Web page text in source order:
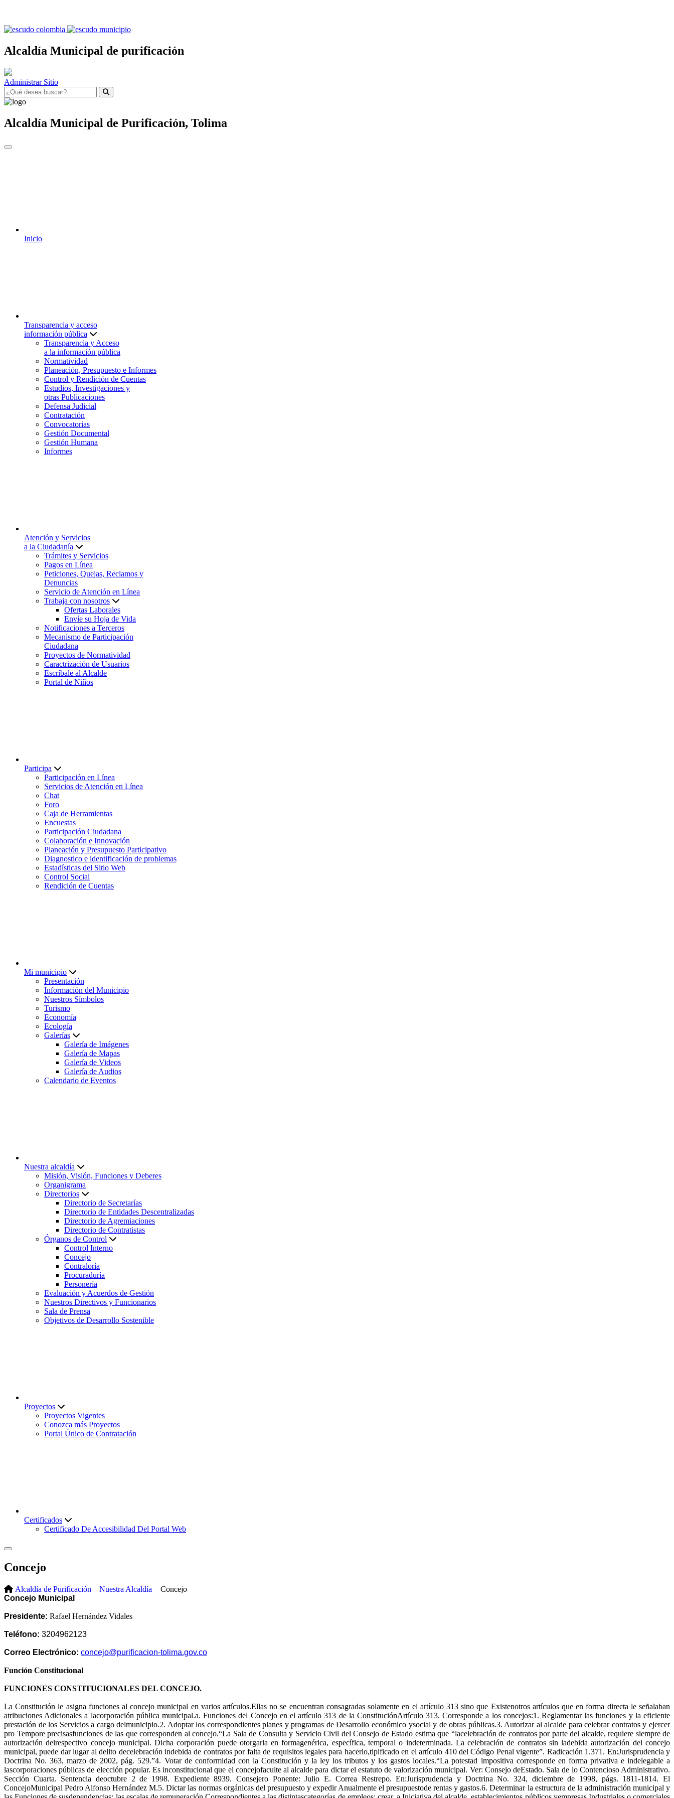
Alcaldía Municipal de purificación
Administrar Sitio
Alcaldía Municipal de Purificación, Tolima
Inicio
Transparencia y acceso
información pública
Transparencia y Acceso
a la información pública
Normatividad
Planeación, Presupuesto e Informes
Control y Rendición de Cuentas
Estudios, Investigaciones y
otras Publicaciones
Defensa Judicial
Contratación
Convocatorias
Gestión Documental
Gestión Humana
Informes
Atención y Servicios
a la Ciudadanía
Trámites y Servicios
Pagos en Línea
Peticiones, Quejas, Reclamos y
Denuncias
Servicio de Atención en Línea
Trabaja con nosotros
Ofertas Laborales
Envíe su Hoja de Vida
Notificaciones a Terceros
Mecanismo de Participación
Ciudadana
Proyectos de Normatividad
Caractrización de Usuarios
Escríbale al Alcalde
Portal de Niños
Participa
Participación en Línea
Servicios de Atención en Línea
Chat
Foro
Caja de Herramientas
Encuestas
Participación Ciudadana
Colaboración e Innovación
Planeación y Presupuesto Participativo
Diagnostico e identificación de problemas
Estadísticas del Sitio Web
Control Social
Rendición de Cuentas
Mi municipio
Presentación
Información del Municipio
Nuestros Símbolos
Turismo
Economía
Ecología
Galerías
Galería de Imágenes
Galería de Mapas
Galería de Videos
Galería de Audios
Calendario de Eventos
Nuestra alcaldía
Misión, Visión, Funciones y Deberes
Organigrama
Directorios
Directorio de Secretarías
Directorio de Entidades Descentralizadas
Directorio de Agremiaciones
Directorio de Contratistas
Órganos de Control
Control Interno
Concejo
Contraloría
Procuraduría
Personería
Evaluación y Acuerdos de Gestión
Nuestros Directivos y Funcionarios
Sala de Prensa
Objetivos de Desarrollo Sostenible
Proyectos
Proyectos Vigentes
Conozca más Proyectos
Portal Único de Contratación
Certificados
Certificado De Accesibilidad Del Portal Web
Concejo
Alcaldía de Purificación Nuestra Alcaldía
Concejo
​​Conce​jo Municipal
Presidente: Rafael Hernández Vidales
Teléfono: 3204962123
Correo Electrónico: concejo@purificacion-tolima.gov.co​​
Función Constitucional
FUNCIONES CONSTITUCIONALES DEL CONCEJO.
La Constitución le asigna funciones al concejo municipal en varios artículos.Ellas no se encuentran consagradas solamente en el artículo 313 sino que Existenotros artículos que en forma directa le señalaban
atribuciones Adicionales a lacorporación pública municipal.a. Funciones del Concejo en el artículo 313 de la ConstituciónArtículo 313. Corresponde a los concejos:1. Reglamentar las funciones y la eficiente
prestación de los Servicios a cargo delmunicipio.2. Adoptar los correspondientes planes y programas de Desarrollo económico ysocial y de obras públicas.3. Autorizar al alcalde para celebrar contratos y ejercer
pro Tempore precisasfunciones de las que corresponden al concejo.“La Sala de Consulta y Servicio Civil del Consejo de Estado estima que “lacelebración de contratos por parte del alcalde, requiere siempre de
autorización delrespectivo concejo municipal. Dicha corporación puede otorgarla en formagenérica, específica, temporal o indeterminada. La celebración de contratos sin ladebida autorización del concejo
municipal, puede dar lugar al delito decelebración indebida de contratos por falta de requisitos legales para hacerlo,tipificado en el artículo 410 del Código Penal vigente”. Radicación 1.371. En:Jurisprudencia y
Doctrina No. 363, marzo de 2002, pág. 529.”4. Votar de conformidad con la Constitución y la ley los tributos y los gastos locales.“La potestad impositiva corresponde en forma privativa e indelegable a
lascorporaciones públicas de elección popular. Es inconstitucional que el concejofaculte al alcalde para dictar el estatuto de valorización municipal. Ver: Consejo deEstado. Sala de lo Contencioso Administrativo.
Sección Cuarta. Sentencia deoctubre 2 de 1998. Expediente 8939. Consejero Ponente: Julio E. Correa Restrepo. En:Jurisprudencia y Doctrina No. 324, diciembre de 1998, págs. 1811-1814. El
ConcejoMunicipal Pedro Alfonso Hernández M.5. Dictar las normas orgánicas del presupuesto y expedir Anualmente el presupuestode rentas y gastos.6. Determinar la estructura de la administración municipal y